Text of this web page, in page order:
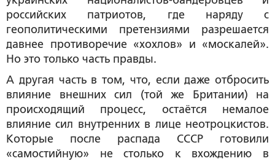
российских патриотов, где наряду с
геополитическими претензиями разрешается
давнее противоречие «хохлов» и «москалей».
Но это только часть правды.
А другая часть в том, что, если даже отбросить
влияние внешних сил (той же Британии) на
происходящий процесс, остаётся немалое
влияние сил внутренних в лице неотроцкистов.
Которые после распада СССР готовили
«самостийную» не столько к вхождению в